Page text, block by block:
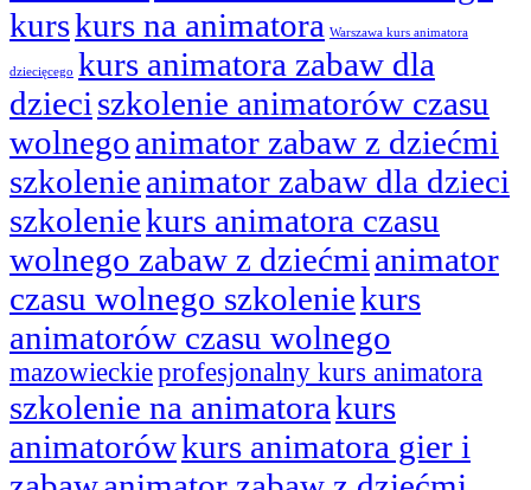
kurskurs na animatora Warszawa kurs animatora
dziecięcego kurs animatora zabaw dla
dzieci szkolenie animatorów czasu
wolnegoanimator zabaw z dziećmi
szkolenieanimator zabaw dla dzieci
szkoleniekurs animatora czasu
wolnego zabaw z dziećmi animator
czasu wolnego szkoleniekurs
animatorów czasu wolnego
mazowieckieprofesjonalny kurs animatora
szkolenie na animatorakurs
animatorówkurs animatora gier i